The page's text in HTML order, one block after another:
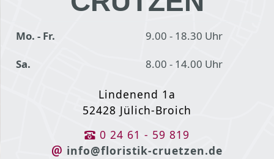
Mo. - Fr.
9.00 - 18.30 Uhr
Sa.
8.00 - 14.00 Uhr
Lindenend 1a
52428 Jülich-Broich
0 24 61 - 59 819
info@floristik-cruetzen.de